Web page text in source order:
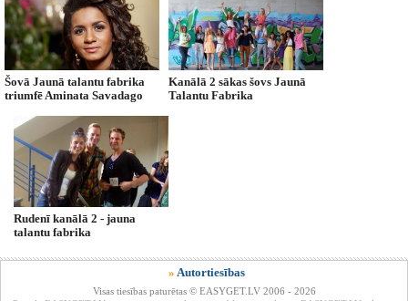
Šovā Jaunā talantu fabrika
triumfē Aminata Savadago
Kanālā 2 sākas šovs Jaunā
Talantu Fabrika
Rudenī kanālā 2 - jauna
talantu fabrika
» Autortiesības
Visas tiesības paturētas © EASYGET.LV 2006 - 2026